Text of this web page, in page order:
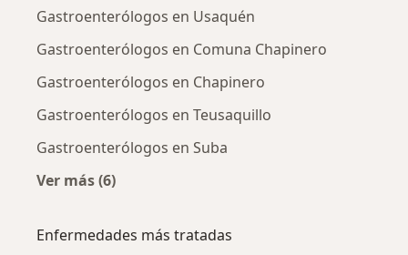
Gastroenterólogos en Usaquén
Gastroenterólogos en Comuna Chapinero
Gastroenterólogos en Chapinero
Gastroenterólogos en Teusaquillo
Gastroenterólogos en Suba
Ver más (6)
Enfermedades más tratadas